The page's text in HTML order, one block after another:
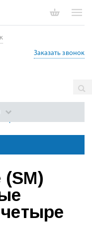
Одномодовые (SM)
Заказать звонок